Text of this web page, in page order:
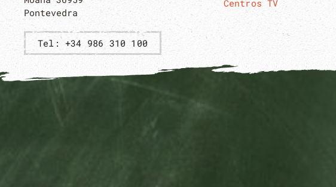
Pontevedra
Tel: +34 986 310 100
Centros TV